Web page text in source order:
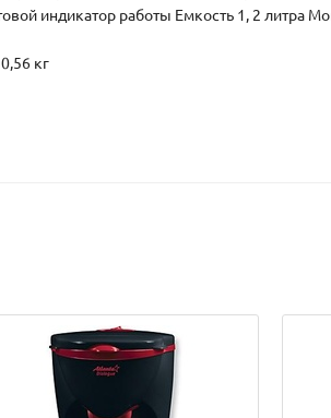
индикатор работы Емкость 1, 2 литра
кг